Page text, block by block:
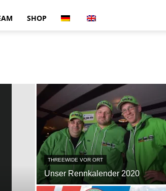
SHOP
THREEWIDE VOR ORT
Unser Rennkalender 2020